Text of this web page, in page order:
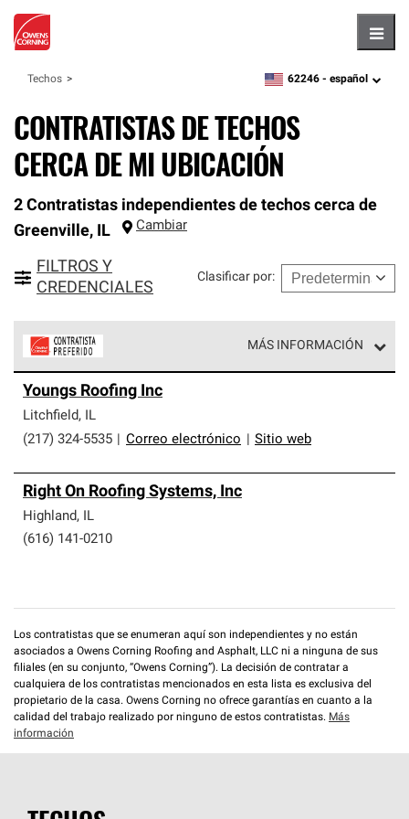
Techos zipcode,language
62246 - español
CONTRATISTAS DE TECHOS
CERCA DE MI UBICACIÓN
2 Contratistas independientes de techos cerca de
Greenville, IL Cambiar
FILTROS Y
CREDENCIALES
Clasificar por:
MÁS INFORMACIÓN
parte de una red exclusiva de profesionales de techos
que cumplen con altos estándares y requisitos estrictos
de profesionalismo y confiabilidad.
Youngs Roofing Inc
Litchfield, IL
(217) 324-5535
Correo electrónico Sitio web
Right On Roofing Systems, Inc
Highland, IL
(616) 141-0210
Los contratistas que se enumeran aquí son independientes y no están
asociados a Owens Corning Roofing and Asphalt, LLC ni a ninguna de sus
filiales (en su conjunto, “Owens Corning”). La decisión de contratar a
cualquiera de los contratistas mencionados en esta lista es exclusiva del
propietario de la casa. Owens Corning no ofrece garantías en cuanto a la
calidad del trabajo realizado por ninguno de estos contratistas. Más
información